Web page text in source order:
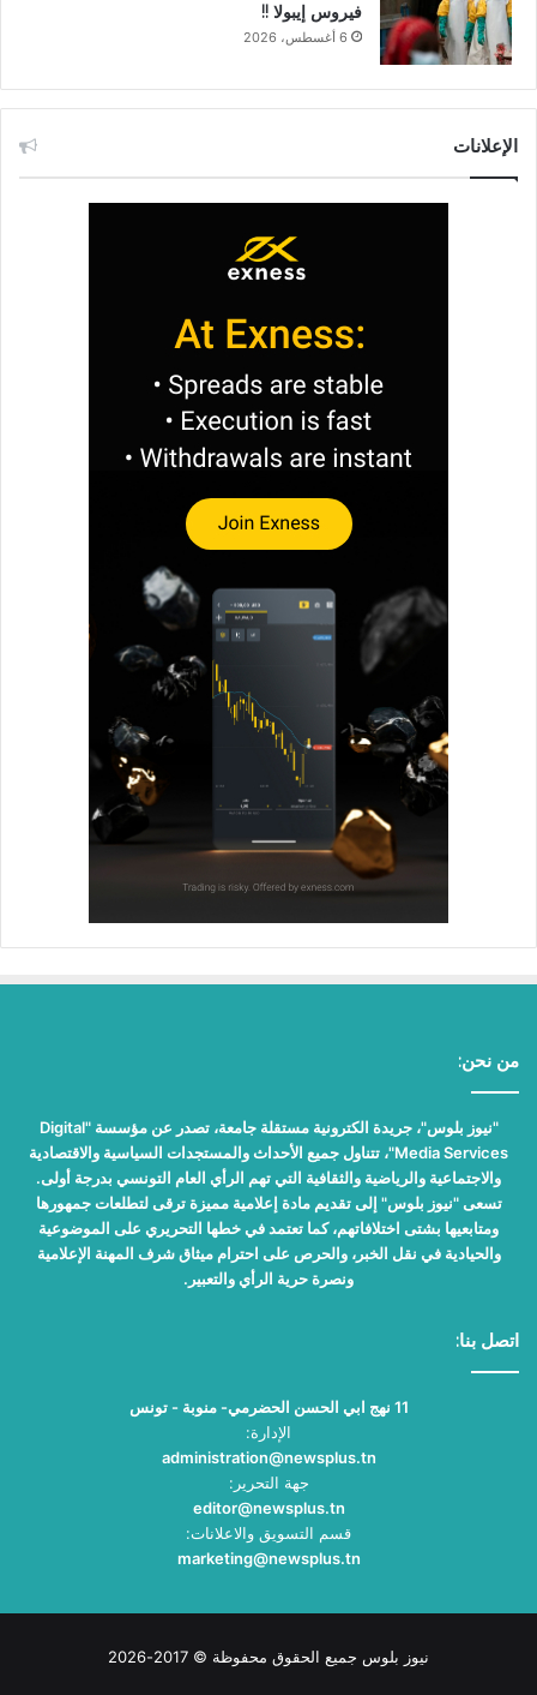
فيروس إيبولا !!
6 أغسطس، 2026
الإعلانات
من نحن:
"نيوز بلوس"، جريدة الكترونية مستقلة جامعة، تصدر عن مؤسسة "Digital
Media Services"، تتناول جميع الأحداث والمستجدات السياسية والاقتصادية
والاجتماعية والرياضية والثقافية التي تهم الرأي العام التونسي بدرجة أولى.
تسعى "نيوز بلوس" إلى تقديم مادة إعلامية مميزة ترقى لتطلعات جمهورها
ومتابعيها بشتى اختلافاتهم، كما تعتمد في خطها التحريري على الموضوعية
والحيادية في نقل الخبر، والحرص على احترام ميثاق شرف المهنة الإعلامية
ونصرة حرية الرأي والتعبير.
اتصل بنا:
11 نهج ابي الحسن الحضرمي- منوبة - تونس
الإدارة:
administration@newsplus.tn
جهة التحرير:
editor@newsplus.tn
قسم التسويق والاعلانات:
marketing@newsplus.tn
نيوز بلوس جميع الحقوق محفوظة © 2017-2026